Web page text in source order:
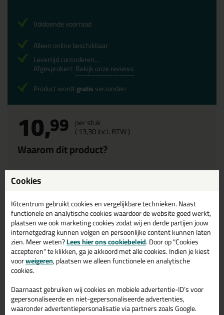
10,99 per stuk
( 13,30incl. BTW )
Waarom dit product?
Voldoende voorraad
Alleen online beschikbaar
Levertijd controleren...
Afgesproken! Bekijk onze reviews
Product wordtgratisverzonden
Waarom dit product?
De werkelijke kleur
42 kleuren!
Omschrijving
Reviews (2)
De S110 is standaard verkijgbaar in 42 kleuren. Er is dus
gegarandeerd een kleur die past bij jouw klus! Op de kleurenkaart
Cookies
Kitcentrum gebruikt cookies en vergelijkbare technieken. Naast
functionele en analytische cookies waardoor de website goed werkt,
plaatsen we ook marketing cookies zodat wij en derde partijen jouw
internetgedrag kunnen volgen en persoonlijke content kunnen laten
zien. Meer weten?Lees hier ons cookiebeleid. Door op "Cookies
accepteren" te klikken, ga je akkoord met alle cookies. Indien je kiest
voorweigeren, plaatsen we alleen functionele en analytische
cookies.
Daarnaast gebruiken wij cookies en mobiele advertentie-ID’s voor
gepersonaliseerde en niet-gepersonaliseerde advertenties,
waaronder advertentiepersonalisatie via partners zoals Google.